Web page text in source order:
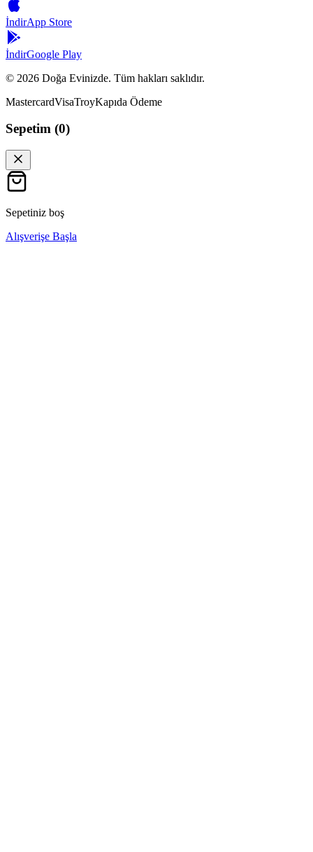
İndirApp Store
İndirGoogle Play
© 2026 Doğa Evinizde. Tüm hakları saklıdır.
MastercardVisaTroyKapıda Ödeme
Sepetim (0)
Sepetiniz boş
Alışverişe Başla